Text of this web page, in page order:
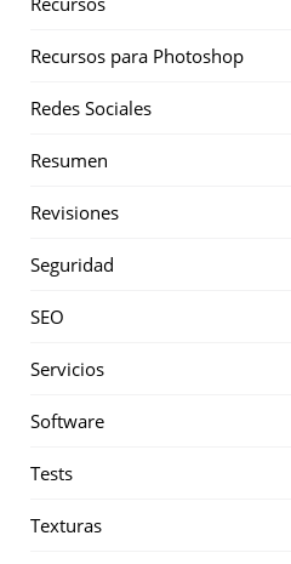
Recursos para Photoshop
Redes Sociales
Resumen
Revisiones
Seguridad
SEO
Servicios
Software
Tests
Texturas